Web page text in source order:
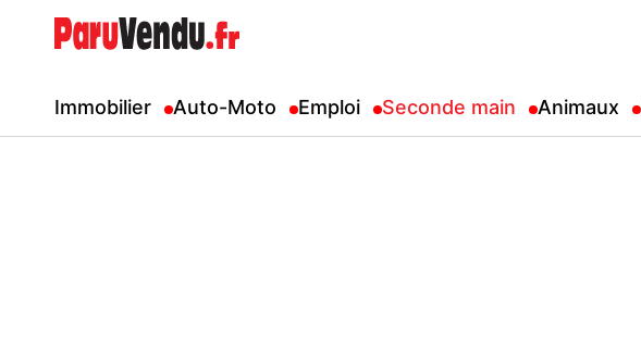
Immobilier Auto-Moto Emploi Seconde main Animaux